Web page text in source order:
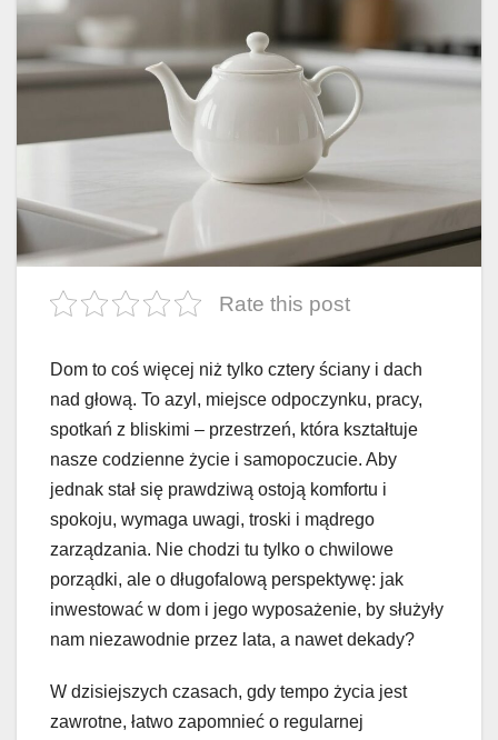
Rate this post
Dom to coś więcej niż tylko cztery ściany i dach
nad głową. To azyl, miejsce odpoczynku, pracy,
spotkań z bliskimi – przestrzeń, która kształtuje
nasze codzienne życie i samopoczucie. Aby
jednak stał się prawdziwą ostoją komfortu i
spokoju, wymaga uwagi, troski i mądrego
zarządzania. Nie chodzi tu tylko o chwilowe
porządki, ale o długofalową perspektywę: jak
inwestować w dom i jego wyposażenie, by służyły
nam niezawodnie przez lata, a nawet dekady?
W dzisiejszych czasach, gdy tempo życia jest
zawrotne, łatwo zapomnieć o regularnej